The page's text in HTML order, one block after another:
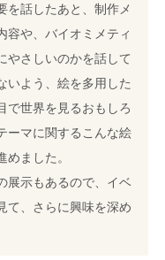
を話したあと、制作メ
容や、バイオミメティ
やさしいのかを話して
いよう、絵を多用した
で世界を見るおもしろ
ーマに関するこんな絵
ました。
展示もあるので、イベ
て、さらに興味を深め